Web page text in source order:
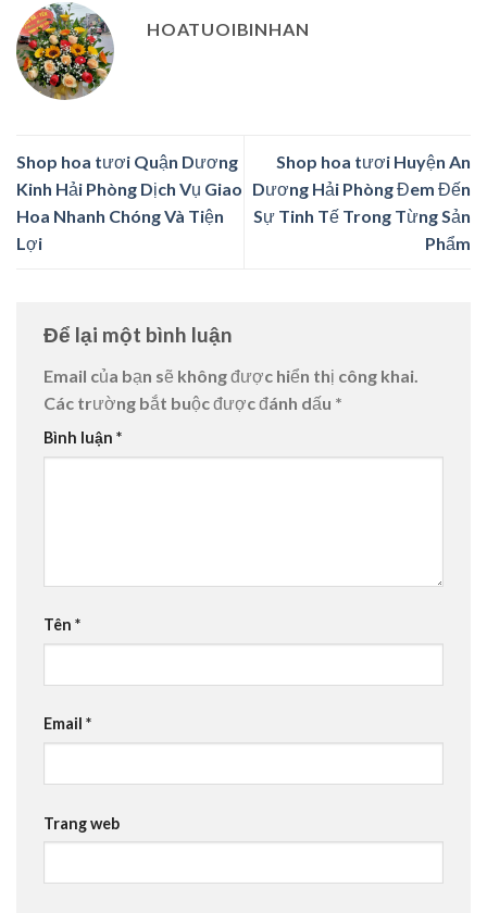
HOATUOIBINHAN
Shop hoa tươi Quận Dương
Kinh Hải Phòng Dịch Vụ Giao
Hoa Nhanh Chóng Và Tiện
Lợi
Shop hoa tươi Huyện An
Dương Hải Phòng Đem Đến
Sự Tinh Tế Trong Từng Sản
Phẩm
Để lại một bình luận
Email của bạn sẽ không được hiển thị công khai.
Các trường bắt buộc được đánh dấu *
Bình luận *
Tên *
Email *
Trang web